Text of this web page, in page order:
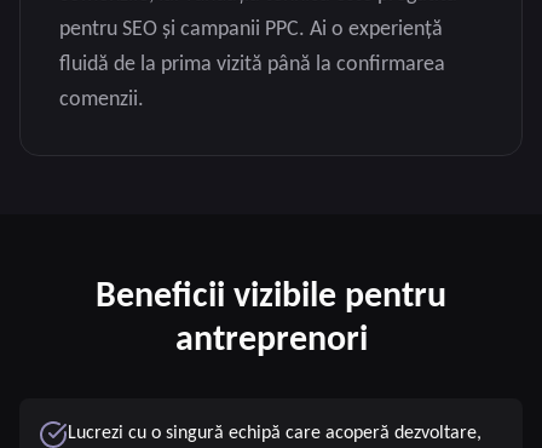
pentru SEO și campanii PPC. Ai o experiență
fluidă de la prima vizită până la confirmarea
comenzii.
Beneficii vizibile pentru
antreprenori
Lucrezi cu o singură echipă care acoperă dezvoltare,